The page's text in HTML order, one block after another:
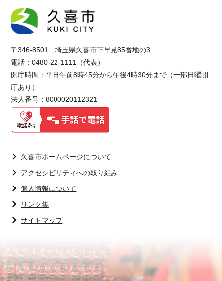
〒346-8501 埼玉県久喜市下早見85番地の3
電話：0480-22-1111（代表）
開庁時間：平日午前8時45分から午後4時30分まで（一部日曜開
庁あり）
法人番号：8000020112321
久喜市ホームページについて
アクセシビリティへの取り組み
個人情報について
リンク集
サイトマップ